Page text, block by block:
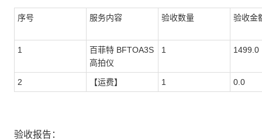
序号 服务内容 验收数量 验收金
1
百菲特 BFTOA3S
高拍仪
1 1499.0
2 【运费】 1 0.0
验收报告：